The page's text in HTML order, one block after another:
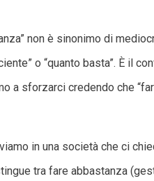
non è sinonimo di
o “quanto basta”. È il
a sforzarci credendo che
in una società che ci
tra fare abbastanza